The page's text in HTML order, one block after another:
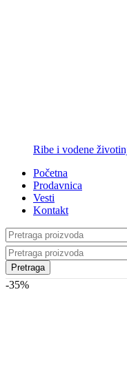
Ribe i vodene
Početna
Prodavnica
Vesti
Kontakt
Pretraga
-35%